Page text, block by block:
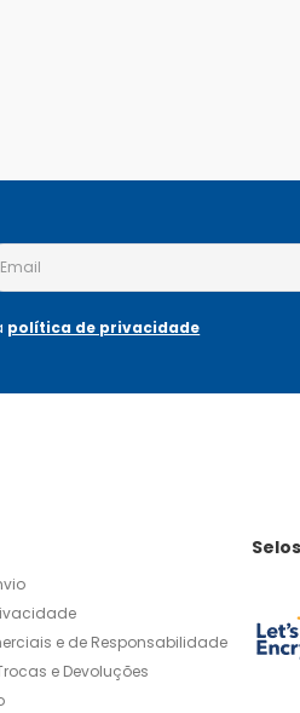
política de privacidade
e de Responsabilidade
e Devoluções